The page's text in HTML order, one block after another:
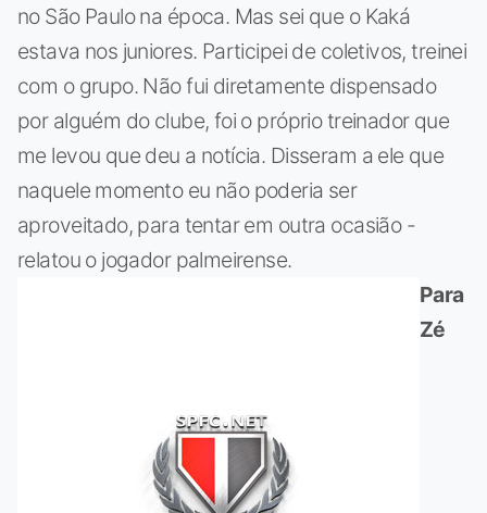
no São Paulo na época. Mas sei que o Kaká
estava nos juniores. Participei de coletivos, treinei
com o grupo. Não fui diretamente dispensado
por alguém do clube, foi o próprio treinador que
me levou que deu a notícia. Disseram a ele que
naquele momento eu não poderia ser
aproveitado, para tentar em outra ocasião -
relatou o jogador palmeirense.
Para
Zé